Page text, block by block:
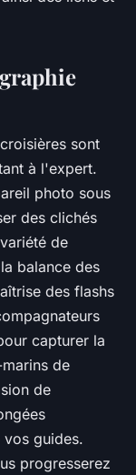
sont
à l'expert.
photo sous
des clichés
de
balance des
des flashs
capturer la
de
de
guides.
progresserez